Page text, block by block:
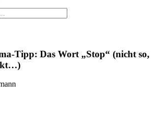
Tipp: Das Wort „Stop“ (nicht so,